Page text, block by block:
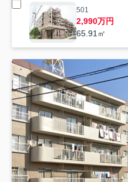
501
2,990万円
65.91㎡